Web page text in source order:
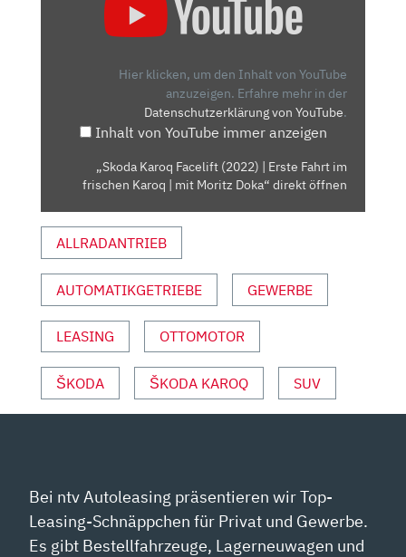
FRISCHEN
KAROQ
MIT
MORITZ
VON
YOUTUBE
ANZEIGEN
Hier klicken, um den Inhalt von YouTube
anzuzeigen. Erfahre mehr in der
Datenschutzerklärung von YouTube.
Inhalt von YouTube immer anzeigen
„Skoda Karoq Facelift (2022) | Erste Fahrt im
frischen Karoq | mit Moritz Doka“ direkt öffnen
ALLRADANTRIEB
AUTOMATIKGETRIEBE GEWERBE
LEASING OTTOMOTOR
ŠKODA ŠKODA KAROQ SUV
Bei ntv Autoleasing präsentieren wir Top-
Leasing-Schnäppchen für Privat und Gewerbe.
Es gibt Bestellfahrzeuge, Lagerneuwagen und